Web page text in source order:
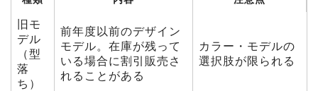
旧モ
デル
（型
落
ち）
前年度以前のデザイン
モデル。在庫が残って
いる場合に割引販売さ
れることがある
カラー・モデルの
選択肢が限られる